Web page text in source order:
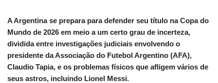
A Argentina se prepara para defender seu título na Copa do
Mundo de 2026 em meio a um certo grau de incerteza,
dividida entre investigações judiciais envolvendo o
presidente da Associação do Futebol Argentino (AFA),
Claudio Tapia, e os problemas físicos que afligem vários de
seus astros, incluindo Lionel Messi.